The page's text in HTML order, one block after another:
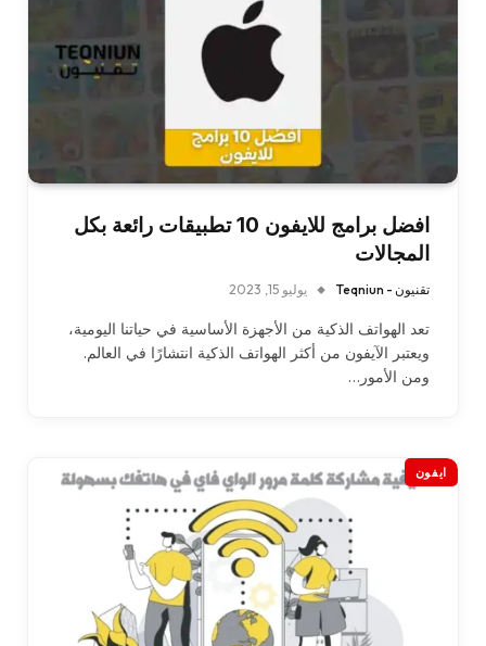
افضل برامج للايفون 10 تطبيقات رائعة بكل
المجالات
تقنيون - Teqniun يوليو 15, 2023
تعد الهواتف الذكية من الأجهزة الأساسية في حياتنا اليومية،
ويعتبر الآيفون من أكثر الهواتف الذكية انتشارًا في العالم.
ومن الأمور…
ايفون